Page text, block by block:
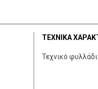
ΤΕΧΝΙΚΑ
Τεχνικό